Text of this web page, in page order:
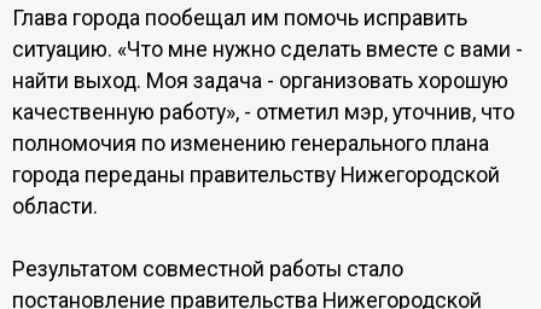
Глава города пообещал им помочь исправить
ситуацию. «Что мне нужно сделать вместе с вами -
найти выход. Моя задача - организовать хорошую
качественную работу», - отметил мэр, уточнив, что
полномочия по изменению генерального плана
города переданы правительству Нижегородской
области.
Результатом совместной работы стало
постановление правительства Нижегородской